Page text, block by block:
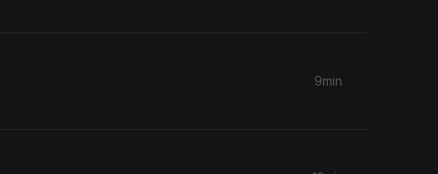
9min